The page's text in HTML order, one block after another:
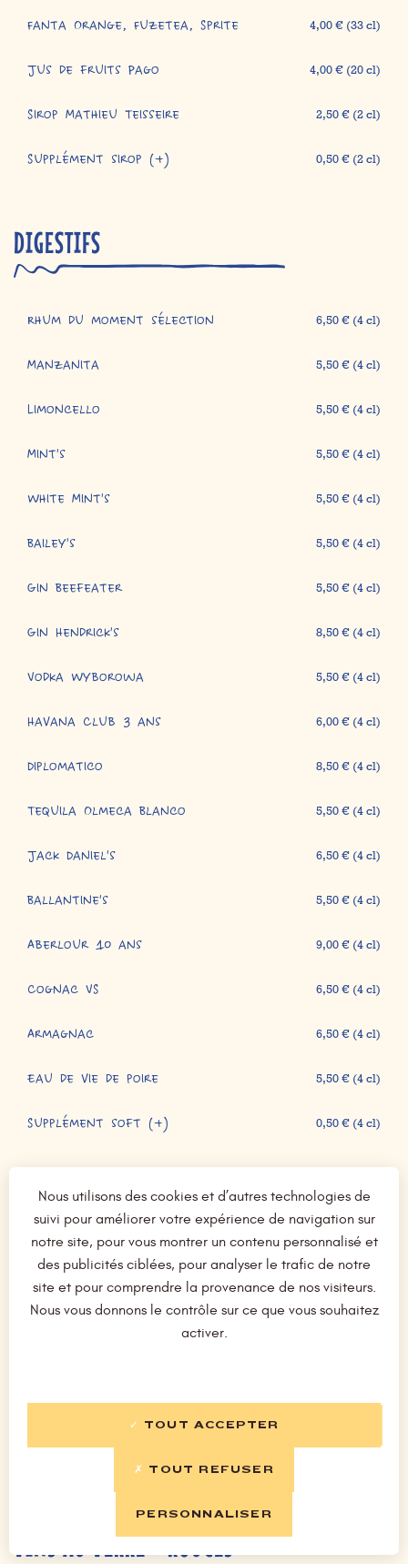
Fanta Orange, Fuzetea, Sprite 4,00 € (33 cl)
Jus de fruits Pago 4,00 € (20 cl)
Sirop Mathieu Teisseire 2,50 € (2 cl)
Supplément sirop (+) 0,50 € (2 cl)
DIGESTIFS
Rhum du moment sélection 6,50 € (4 cl)
Manzanita 5,50 € (4 cl)
Limoncello 5,50 € (4 cl)
Mint's 5,50 € (4 cl)
White Mint's 5,50 € (4 cl)
Bailey's 5,50 € (4 cl)
Gin Beefeater 5,50 € (4 cl)
Gin Hendrick's 8,50 € (4 cl)
Vodka Wyborowa 5,50 € (4 cl)
Havana Club 3 ans 6,00 € (4 cl)
Diplomatico 8,50 € (4 cl)
Tequila Olmeca Blanco 5,50 € (4 cl)
Jack Daniel's 6,50 € (4 cl)
Ballantine's 5,50 € (4 cl)
Aberlour 10 ans 9,00 € (4 cl)
Cognac VS 6,50 € (4 cl)
Armagnac 6,50 € (4 cl)
Eau de vie de poire 5,50 € (4 cl)
Supplément soft (+) 0,50 € (4 cl)
BOISSONS CHAUDES
Café, déca, noisette 2,10 €
VINS AU VERRE - ROUGES
Nous utilisons des cookies et d’autres technologies de
suivi pour améliorer votre expérience de navigation sur
notre site, pour vous montrer un contenu personnalisé et
des publicités ciblées, pour analyser le trafic de notre
site et pour comprendre la provenance de nos visiteurs.
Nous vous donnons le contrôle sur ce que vous souhaitez
activer.
TOUT ACCEPTER
TOUT REFUSER
PERSONNALISER